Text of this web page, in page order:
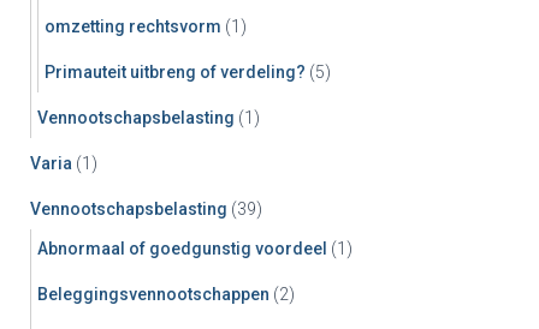
omzetting rechtsvorm (1)
Primauteit uitbreng of verdeling? (5)
Vennootschapsbelasting (1)
Varia (1)
Vennootschapsbelasting (39)
Abnormaal of goedgunstig voordeel (1)
Beleggingsvennootschappen (2)